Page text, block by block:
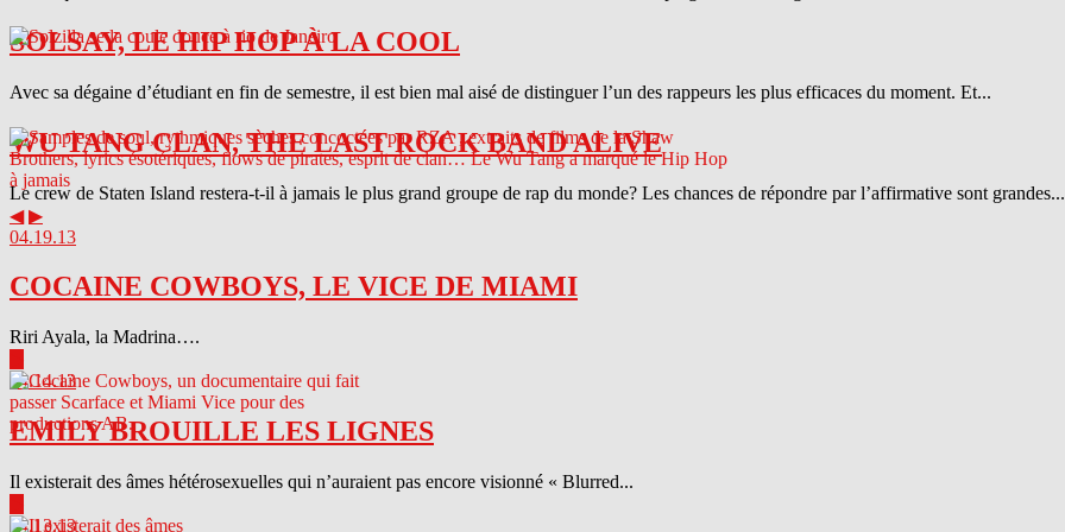
SOLSAY, LE HIP HOP À LA COOL
Avec sa dégaine d’étudiant en fin de semestre, il est bien mal aisé de distinguer l’un des rappeurs les plus efficaces du moment. Et...
WU TANG CLAN, THE LAST ROCK BAND ALIVE
Le crew de Staten Island restera-t-il à jamais le plus grand groupe de rap du monde? Les chances de répondre par l’affirmative sont
◀ ▶
04.19.13
COCAINE COWBOYS, LE VICE DE MIAMI
Riri Ayala, la Madrina….
04.14.13
EMILY BROUILLE LES LIGNES
Il existerait des âmes hétérosexuelles qui n’auraient pas encore visionné « Blurred...
04.13.13